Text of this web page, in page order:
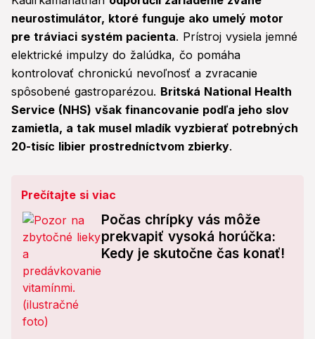
neurostimulátor, ktoré funguje ako umelý motor
pre tráviaci systém pacienta. Prístroj vysiela jemné
elektrické impulzy do žalúdka, čo pomáha
kontrolovať chronickú nevoľnosť a zvracanie
spôsobené gastroparézou. Britská National Health
Service (NHS) však financovanie podľa jeho slov
zamietla, a tak musel mladík vyzbierať potrebných
20-tisíc libier prostredníctvom zbierky.
Prečítajte si viac
Počas chrípky vás môže
prekvapiť vysoká horúčka:
Kedy je skutočne čas konať!